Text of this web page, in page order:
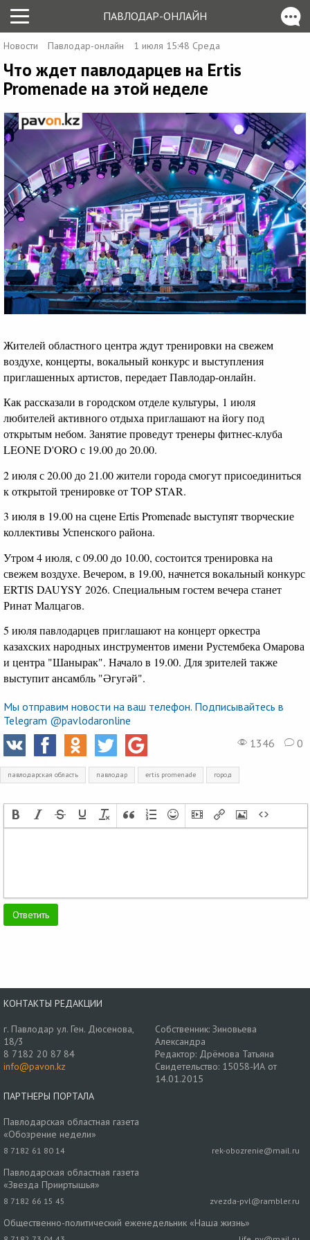
ПАВЛОДАР-ОНЛАЙН
Новости Павлодар-онлайн 1 июля 15:48 Среда
Что ждет павлодарцев на Ertis
Promenade на этой неделе
Жителей областного центра ждут тренировки на свежем
воздухе, концерты, вокальный конкурс и выступления
приглашенных артистов, передает Павлодар-онлайн.
Как рассказали в городском отделе культуры, 1 июля
любителей активного отдыха приглашают на йогу под
открытым небом. Занятие проведут тренеры фитнес-клуба
LEONE D'ORO с 19.00 до 20.00.
2 июля с 20.00 до 21.00 жители города смогут присоединиться
к открытой тренировке от TOP STAR.
3 июля в 19.00 на сцене Ertis Promenade выступят творческие
коллективы Успенского района.
Утром 4 июля, с 09.00 до 10.00, состоится тренировка на
свежем воздухе. Вечером, в 19.00, начнется вокальный конкурс
ERTIS DAUYSY 2026. Специальным гостем вечера станет
Ринат Малцагов.
5 июля павлодарцев приглашают на концерт оркестра
казахских народных инструментов имени Рустембека Омарова
и центра "Шанырак". Начало в 19.00. Для зрителей также
выступит ансамбль "Әгугәй".
Мы отправим новости на ваш телефон. Подписывайтесь в
Telegram @pavlodaronline
1346
0
павлодарская область павлодар ertis promenade город
КОНТАКТЫ РЕДАКЦИИ
г. Павлодар ул. Ген. Дюсенова,
18/3
8 7182 20 87 84
info@pavon.kz
Собственник: Зиновьева
Александра
Редактор: Дрёмова Татьяна
Свидетельство: 15058-ИА от
14.01.2015
ПАРТНЕРЫ ПОРТАЛА
Павлодарская областная газета
«Обозрение недели»
8 7182 61 80 14 rek-obozrenie@mail.ru
Павлодарская областная газета
«Звезда Прииртышья»
8 7182 66 15 45 zvezda-pvl@rambler.ru
Общественно-политический еженедельник «Наша жизнь»